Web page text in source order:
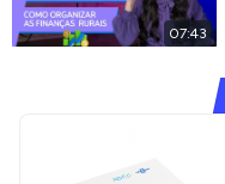
07:43